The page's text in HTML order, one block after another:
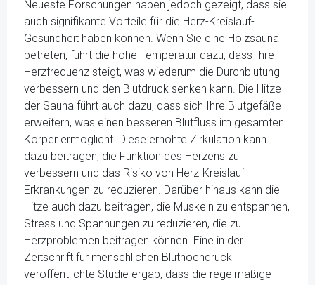
Neueste Forschungen haben jedoch gezeigt, dass sie
auch signifikante Vorteile für die Herz-Kreislauf-
Gesundheit haben können. Wenn Sie eine Holzsauna
betreten, führt die hohe Temperatur dazu, dass Ihre
Herzfrequenz steigt, was wiederum die Durchblutung
verbessern und den Blutdruck senken kann. Die Hitze
der Sauna führt auch dazu, dass sich Ihre Blutgefäße
erweitern, was einen besseren Blutfluss im gesamten
Körper ermöglicht. Diese erhöhte Zirkulation kann
dazu beitragen, die Funktion des Herzens zu
verbessern und das Risiko von Herz-Kreislauf-
Erkrankungen zu reduzieren. Darüber hinaus kann die
Hitze auch dazu beitragen, die Muskeln zu entspannen,
Stress und Spannungen zu reduzieren, die zu
Herzproblemen beitragen können. Eine in der
Zeitschrift für menschlichen Bluthochdruck
veröffentlichte Studie ergab, dass die regelmäßige